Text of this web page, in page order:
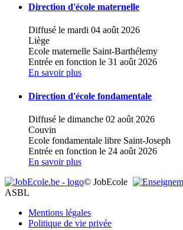
Direction d'école maternelle
Diffusé le mardi 04 août 2026
Liège
Ecole maternelle Saint-Barthélemy
Entrée en fonction le 31 août 2026
En savoir plus
Direction d'école fondamentale
Diffusé le dimanche 02 août 2026
Couvin
Ecole fondamentale libre Saint-Joseph
Entrée en fonction le 24 août 2026
En savoir plus
© JobEcole
ASBL
Mentions légales
Politique de vie privée